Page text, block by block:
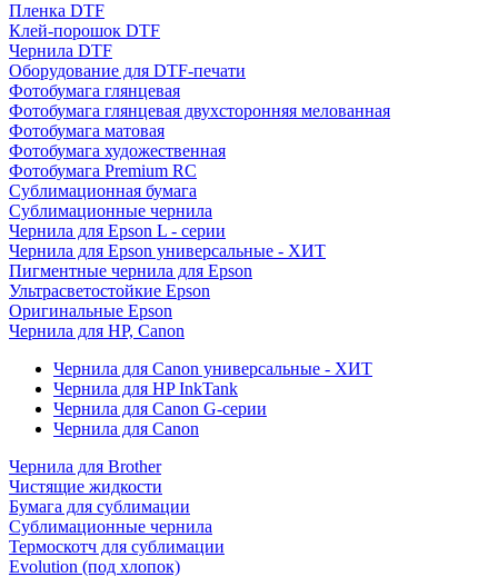
Пленка DTF
Клей-порошок DTF
Чернила DTF
Оборудование для DTF-печати
Фотобумага глянцевая
Фотобумага глянцевая двухсторонняя мелованная
Фотобумага матовая
Фотобумага художественная
Фотобумага Premium RC
Сублимационная бумага
Сублимационные чернила
Чернила для Epson L - серии
Чернила для Epson универсальные - ХИТ
Пигментные чернила для Epson
Ультрасветостойкие Epson
Оригинальные Epson
Чернила для HP, Canon
Чернила для Canon универсальные - ХИТ
Чернила для HP InkTank
Чернила для Canon G-серии
Чернила для Canon
Чернила для Brother
Чистящие жидкости
Бумага для сублимации
Сублимационные чернила
Термоскотч для сублимации
Evolution (под хлопок)